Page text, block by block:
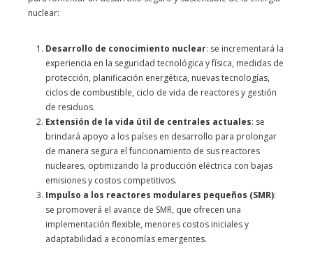
nuclear:
Desarrollo de conocimiento nuclear: se incrementará la
experiencia en la seguridad tecnológica y física, medidas de
protección, planificación energética, nuevas tecnologías,
ciclos de combustible, ciclo de vida de reactores y gestión
de residuos.
Extensión de la vida útil de centrales actuales: se
brindará apoyo a los países en desarrollo para prolongar
de manera segura el funcionamiento de sus reactores
nucleares, optimizando la producción eléctrica con bajas
emisiones y costos competitivos.
Impulso a los reactores modulares pequeños (SMR):
se promoverá el avance de SMR, que ofrecen una
implementación flexible, menores costos iniciales y
adaptabilidad a economías emergentes.